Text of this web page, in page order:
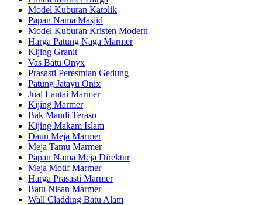
Model Kuburan Katolik
Papan Nama Masjid
Model Kuburan Kristen Modern
Harga Patung Naga Marmer
Kijing Granit
Vas Batu Onyx
Prasasti Peresmian Gedung
Patung Jatayu Onix
Jual Lantai Marmer
Kijing Marmer
Bak Mandi Teraso
Kijing Makam Islam
Daun Meja Marmer
Meja Tamu Marmer
Papan Nama Meja Direktur
Meja Motif Marmer
Harga Prasasti Marmer
Batu Nisan Marmer
Wall Cladding Batu Alam